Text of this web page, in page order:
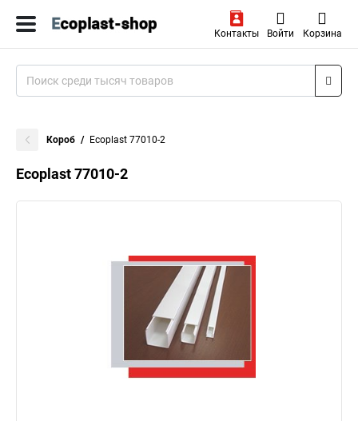
Контакты Войти Корзина
Короб Ecoplast 77010-2
Ecoplast 77010-2